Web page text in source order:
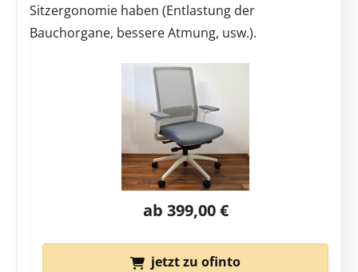
Sitzergonomie haben (Entlastung der
Bauchorgane, bessere Atmung, usw.).
ab 399,00 €
jetzt zu ofinto